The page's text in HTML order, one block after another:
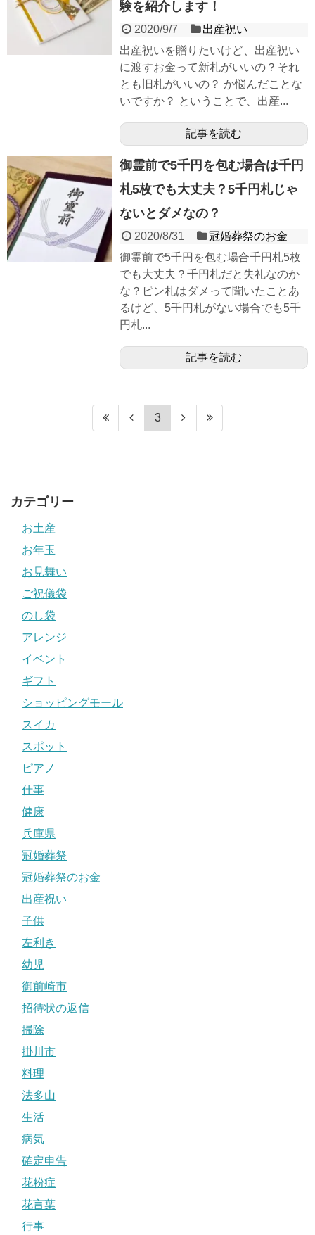
験を紹介します！
2020/9/7
出産祝い
出産祝いを贈りたいけど、出産祝い
に渡すお金って新札がいいの？それ
とも旧札がいいの？ か悩んだことな
いですか？ ということで、出産...
記事を読む
御霊前で5千円を包む場合は千円
札5枚でも大丈夫？5千円札じゃ
ないとダメなの？
2020/8/31
冠婚葬祭のお金
御霊前で5千円を包む場合千円札5枚
でも大丈夫？千円札だと失礼なのか
な？ピン札はダメって聞いたことあ
るけど、5千円札がない場合でも5千
円札...
記事を読む
3
カテゴリー
お土産
お年玉
お見舞い
ご祝儀袋
のし袋
アレンジ
イベント
ギフト
ショッピングモール
スイカ
スポット
ピアノ
仕事
健康
兵庫県
冠婚葬祭
冠婚葬祭のお金
出産祝い
子供
左利き
幼児
御前崎市
招待状の返信
掃除
掛川市
料理
法多山
生活
病気
確定申告
花粉症
花言葉
行事